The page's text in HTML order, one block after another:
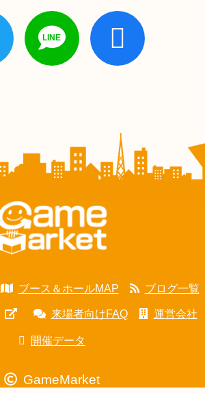
ブース＆ホールMAP ブログ一覧
来場者向けFAQ 運営会社
開催データ
GameMarket